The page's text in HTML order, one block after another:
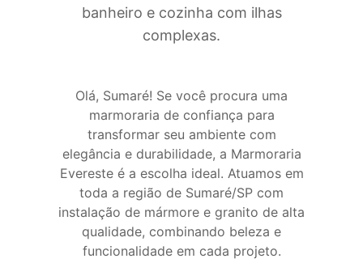
banheiro e cozinha com ilhas
complexas.
Olá, Sumaré! Se você procura uma
marmoraria de confiança para
transformar seu ambiente com
elegância e durabilidade, a Marmoraria
Evereste é a escolha ideal. Atuamos em
toda a região de Sumaré/SP com
instalação de mármore e granito de alta
qualidade, combinando beleza e
funcionalidade em cada projeto.